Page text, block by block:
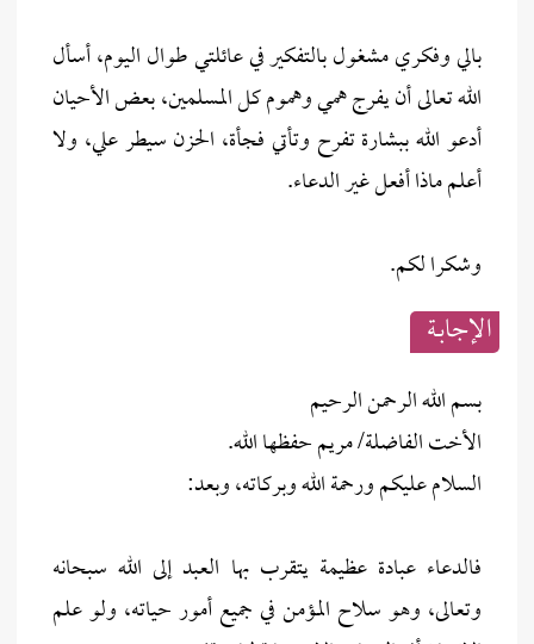
بالي وفكري مشغول بالتفكير في عائلتي طوال اليوم، أسأل
الله تعالى أن يفرج همي وهموم كل المسلمين، بعض الأحيان
أدعو الله ببشارة تفرح وتأتي فجأة، الحزن سيطر علي، ولا
أعلم ماذا أفعل غير الدعاء.
وشكرا لكم.
الإجابــة
بسم الله الرحمن الرحيم
الأخت الفاضلة/ مريم حفظها الله.
السلام عليكم ورحمة الله وبركاته، وبعد:
فالدعاء عبادة عظيمة يتقرب بها العبد إلى الله سبحانه
وتعالى، وهو سلاح المؤمن في جميع أمور حياته، ولو علم